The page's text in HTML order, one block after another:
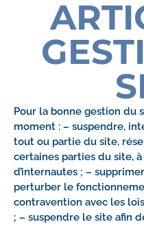
Pour la bonne gestion du
moment : – suspendre,
tout ou partie du site,
certaines parties du site,
d’internautes ; –
perturber le
contravention avec les
; – suspendre le site afin